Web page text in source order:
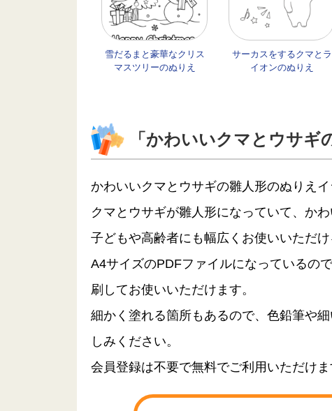
雪だるまと豪華なクリス
マスツリーのぬりえ
サーカスをするクマとラ
イオンのぬりえ
「かわいいクマとウサ
かわいいクマとウサギの雛人形のぬりえイ
クマとウサギが雛人形になっていて、かわ
子どもや高齢者にも幅広くお使いいただけ
A4サイズのPDFファイルになっているの
刷してお使いいただけます。
細かく塗れる箇所もあるので、色鉛筆や
しみください。
会員登録は不要で無料でご利用いただけま